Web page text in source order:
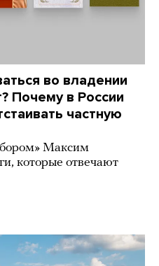
во владении
Почему в России
частную
Максим
которые отвечают